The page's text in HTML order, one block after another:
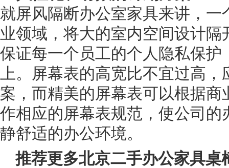
就屏风隔断办公室家具来讲，
业领域，将大的室内空间设计
保证每一个员工的个人隐私保
上。屏幕表的高宽比不宜过高
案，而精美的屏幕表可以根据
作相应的屏幕表规范，使公司
静舒适的办公环境。
推荐更多北京二手办公家具桌